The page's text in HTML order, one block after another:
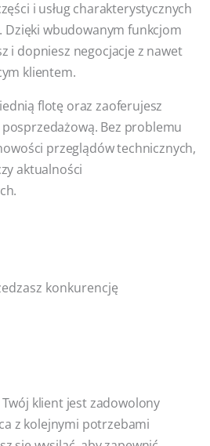
i usług charakterystycznych
Dzięki wbudowanym funkcjom
i dopniesz negocjacje z nawet
klientem.
flotę oraz zaoferujesz
Bez problemu
przeglądów technicznych,
aktualności
konkurencję
klient jest zadowolony
z kolejnymi potrzebami